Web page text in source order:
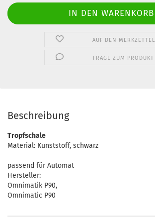
AUF DEN MERKZETTEL
FRAGE ZUM PRODUKT
Beschreibung
Tropfschale
Material: Kunststoff, schwarz
passend für Automat
Hersteller:
Omnimatik P90,
Omnimatic P90